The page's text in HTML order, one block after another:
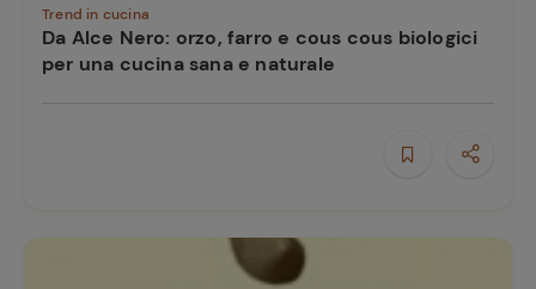
Trend in cucina
Da Alce Nero: orzo, farro e cous cous biologici
per una cucina sana e naturale